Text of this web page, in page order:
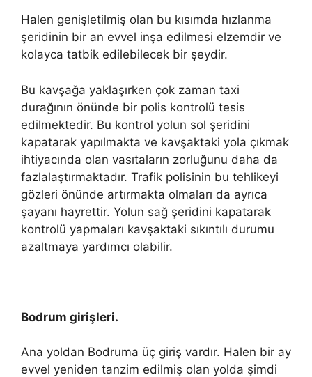
Halen genişletilmiş olan bu kısımda hızlanma
şeridinin bir an evvel inşa edilmesi elzemdir ve
kolayca tatbik edilebilecek bir şeydir.
Bu kavşağa yaklaşırken çok zaman taxi
durağının önünde bir polis kontrolü tesis
edilmektedir. Bu kontrol yolun sol şeridini
kapatarak yapılmakta ve kavşaktaki yola çıkmak
ihtiyacında olan vasıtaların zorluğunu daha da
fazlalaştırmaktadır. Trafik polisinin bu tehlikeyi
gözleri önünde artırmakta olmaları da ayrıca
şayanı hayrettir. Yolun sağ şeridini kapatarak
kontrolü yapmaları kavşaktaki sıkıntılı durumu
azaltmaya yardımcı olabilir.
Bodrum girişleri.
Ana yoldan Bodruma üç giriş vardır. Halen bir ay
evvel yeniden tanzim edilmiş olan yolda şimdi